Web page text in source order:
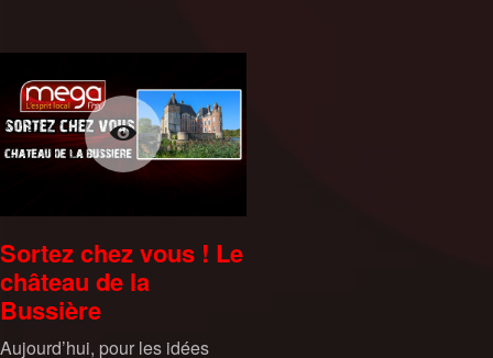
Sortez chez vous ! Le
château de la
Bussière
Aujourd’hui, pour les idées